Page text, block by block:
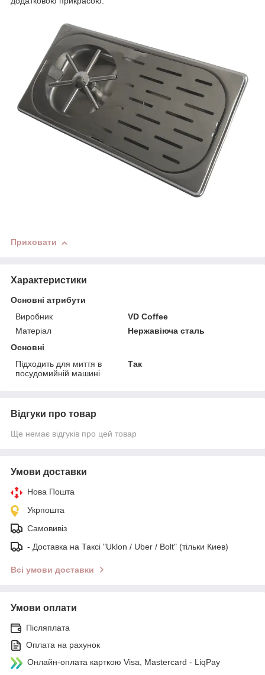
Приховати
Характеристики
Основні атрибути
Виробник
VD Coffee
Матеріал
Нержавіюча сталь
Основні
Підходить для миття в
посудомийній машині
Так
Відгуки про товар
Ще немає відгуків про цей товар
Умови доставки
Нова Пошта
Укрпошта
Самовивіз
- Доставка на Таксі "Uklon / Uber / Bolt" (тільки Киев)
Всі умови доставки
Умови оплати
Післяплата
Оплата на рахунок
Онлайн-оплата карткою Visa, Mastercard - LiqPay